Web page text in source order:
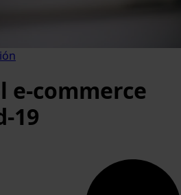
e-commerce
19